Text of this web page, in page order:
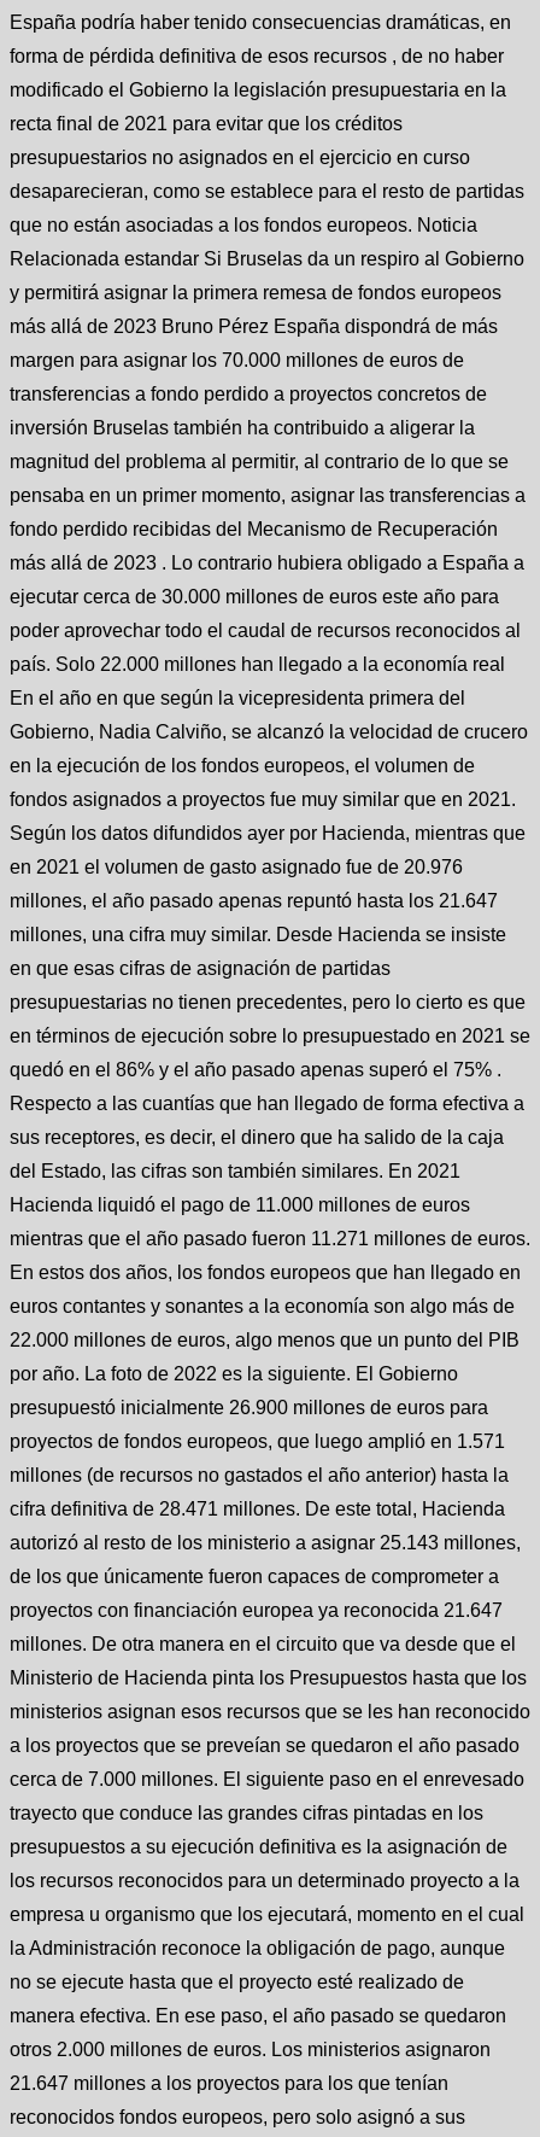
España podría haber tenido consecuencias dramáticas, en
forma de pérdida definitiva de esos recursos , de no haber
modificado el Gobierno la legislación presupuestaria en la
recta final de 2021 para evitar que los créditos
presupuestarios no asignados en el ejercicio en curso
desaparecieran, como se establece para el resto de partidas
que no están asociadas a los fondos europeos. Noticia
Relacionada estandar Si Bruselas da un respiro al Gobierno
y permitirá asignar la primera remesa de fondos europeos
más allá de 2023 Bruno Pérez España dispondrá de más
margen para asignar los 70.000 millones de euros de
transferencias a fondo perdido a proyectos concretos de
inversión Bruselas también ha contribuido a aligerar la
magnitud del problema al permitir, al contrario de lo que se
pensaba en un primer momento, asignar las transferencias a
fondo perdido recibidas del Mecanismo de Recuperación
más allá de 2023 . Lo contrario hubiera obligado a España a
ejecutar cerca de 30.000 millones de euros este año para
poder aprovechar todo el caudal de recursos reconocidos al
país. Solo 22.000 millones han llegado a la economía real
En el año en que según la vicepresidenta primera del
Gobierno, Nadia Calviño, se alcanzó la velocidad de crucero
en la ejecución de los fondos europeos, el volumen de
fondos asignados a proyectos fue muy similar que en 2021.
Según los datos difundidos ayer por Hacienda, mientras que
en 2021 el volumen de gasto asignado fue de 20.976
millones, el año pasado apenas repuntó hasta los 21.647
millones, una cifra muy similar. Desde Hacienda se insiste
en que esas cifras de asignación de partidas
presupuestarias no tienen precedentes, pero lo cierto es que
en términos de ejecución sobre lo presupuestado en 2021 se
quedó en el 86% y el año pasado apenas superó el 75% .
Respecto a las cuantías que han llegado de forma efectiva a
sus receptores, es decir, el dinero que ha salido de la caja
del Estado, las cifras son también similares. En 2021
Hacienda liquidó el pago de 11.000 millones de euros
mientras que el año pasado fueron 11.271 millones de euros.
En estos dos años, los fondos europeos que han llegado en
euros contantes y sonantes a la economía son algo más de
22.000 millones de euros, algo menos que un punto del PIB
por año. La foto de 2022 es la siguiente. El Gobierno
presupuestó inicialmente 26.900 millones de euros para
proyectos de fondos europeos, que luego amplió en 1.571
millones (de recursos no gastados el año anterior) hasta la
cifra definitiva de 28.471 millones. De este total, Hacienda
autorizó al resto de los ministerio a asignar 25.143 millones,
de los que únicamente fueron capaces de comprometer a
proyectos con financiación europea ya reconocida 21.647
millones. De otra manera en el circuito que va desde que el
Ministerio de Hacienda pinta los Presupuestos hasta que los
ministerios asignan esos recursos que se les han reconocido
a los proyectos que se preveían se quedaron el año pasado
cerca de 7.000 millones. El siguiente paso en el enrevesado
trayecto que conduce las grandes cifras pintadas en los
presupuestos a su ejecución definitiva es la asignación de
los recursos reconocidos para un determinado proyecto a la
empresa u organismo que los ejecutará, momento en el cual
la Administración reconoce la obligación de pago, aunque
no se ejecute hasta que el proyecto esté realizado de
manera efectiva. En ese paso, el año pasado se quedaron
otros 2.000 millones de euros. Los ministerios asignaron
21.647 millones a los proyectos para los que tenían
reconocidos fondos europeos, pero solo asignó a sus